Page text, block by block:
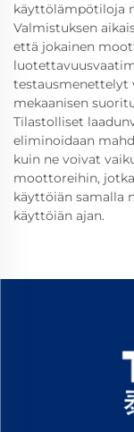
käyttölämpötiloja
Valmistuksen
että jokainen
testausmenettelyt
mekaanisen
Tilastolliset
eliminoidaan
kuin ne voivat
moottoreihin,
käyttöiän samalla
käyttöiän ajan.